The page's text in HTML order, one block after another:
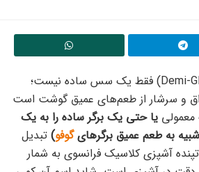
سس دمی گلیس (Demi-Glace) فقط یک سس ساده نیست؛
و سرشار از طعم‌های عمیق گوشت است
یا حتی یک برگر ساده را به یک
به طعم عمیق برگرهایگوفو) تبدیل
آشپزی کلاسیک فرانسوی به شمار